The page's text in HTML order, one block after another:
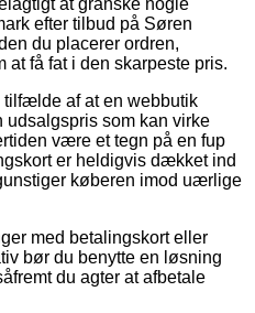
efter tilbud på Søren
du placerer ordren,
at få fat i den skarpeste pris.
af at en webbutik
udsalgspris som kan virke
være et tegn på en fup
er heldigvis dækket ind
køberen imod uærlige
med betalingskort eller
bør du benytte en løsning
du agter at afbetale